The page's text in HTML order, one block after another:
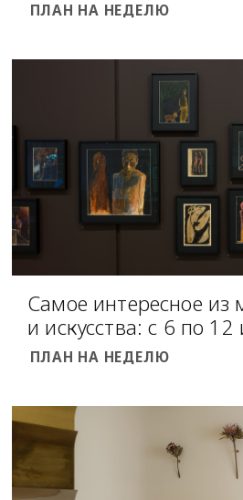
ПЛАН НА НЕДЕЛЮ
Самое интересное из
и искусства: с 6 по
ПЛАН НА НЕДЕЛЮ